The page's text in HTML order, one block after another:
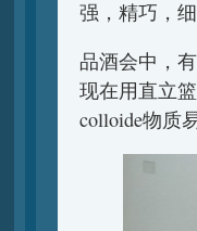
强，精巧，
品酒会中，
现在用直立
colloide物质